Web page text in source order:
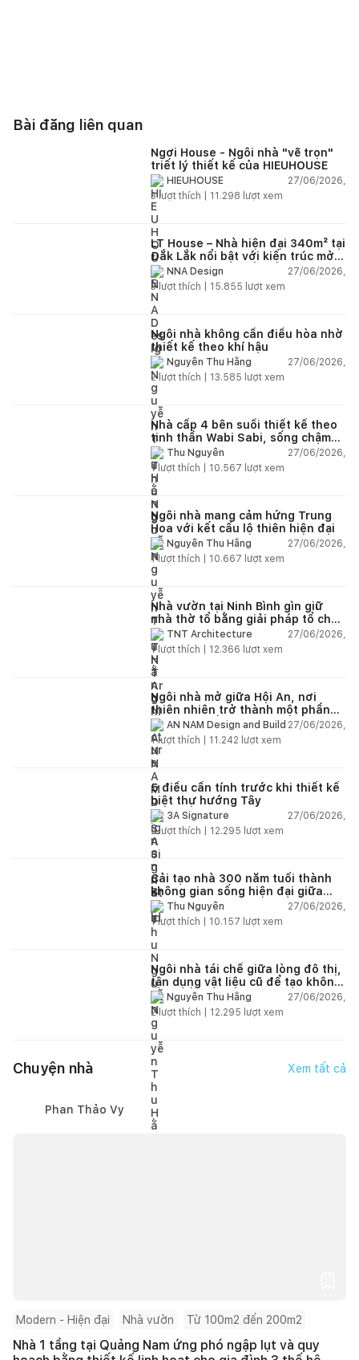
Bài đăng liên quan
Ngơi House - Ngôi nhà "vẽ trọn"
triết lý thiết kế của HIEUHOUSE
HIEUHOUSE
27/06/2026,
3lượt thích | 11.298 lượt xem
LT House – Nhà hiện đại 340m² tại
Đắk Lắk nổi bật với kiến trúc mở
và hệ sân vườn kết nối thiên
nhiên
NNA Design
27/06/2026,
3lượt thích | 15.855 lượt xem
Ngôi nhà không cần điều hòa nhờ
thiết kế theo khí hậu
Nguyễn Thu Hằng
27/06/2026,
2lượt thích | 13.585 lượt xem
Nhà cấp 4 bên suối thiết kế theo
tinh thần Wabi Sabi, sống chậm
giữa thiên nhiên
Thu Nguyễn
27/06/2026,
1lượt thích | 10.567 lượt xem
Ngôi nhà mang cảm hứng Trung
Hoa với kết cấu lộ thiên hiện đại
Nguyễn Thu Hằng
27/06/2026,
1lượt thích | 10.667 lượt xem
Nhà vườn tại Ninh Bình gìn giữ
nhà thờ tổ bằng giải pháp tổ chức
lại không gian
TNT Architecture
27/06/2026,
1lượt thích | 12.366 lượt xem
Ngôi nhà mở giữa Hội An, nơi
thiên nhiên trở thành một phần
của cuộc sống
AN NAM Design and Build 27/06/2026,
1lượt thích | 11.242 lượt xem
5 điều cần tính trước khi thiết kế
biệt thự hướng Tây
3A Signature
27/06/2026,
2lượt thích | 12.295 lượt xem
Cải tạo nhà 300 năm tuổi thành
không gian sống hiện đại giữa
thiên nhiên
Thu Nguyễn
27/06/2026,
1lượt thích | 10.157 lượt xem
Ngôi nhà tái chế giữa lòng đô thị,
tận dụng vật liệu cũ để tạo không
gian sống linh hoạt
Nguyễn Thu Hằng
27/06/2026,
2lượt thích | 12.295 lượt xem
Chuyện nhà Xem tất cả
Phan Thảo Vy
Modern - Hiện đại Nhà vườn Từ 100m2 đến 200m2
Nhà 1 tầng tại Quảng Nam ứng phó ngập lụt và quy